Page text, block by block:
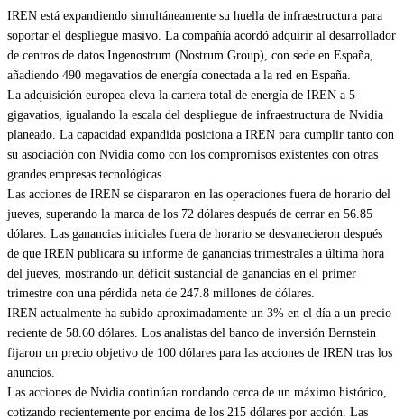
IREN está expandiendo simultáneamente su huella de infraestructura para
soportar el despliegue masivo. La compañía acordó adquirir al desarrollador
de centros de datos Ingenostrum (Nostrum Group), con sede en España,
añadiendo 490 megavatios de energía conectada a la red en España.
La adquisición europea eleva la cartera total de energía de IREN a 5
gigavatios, igualando la escala del despliegue de infraestructura de Nvidia
planeado. La capacidad expandida posiciona a IREN para cumplir tanto con
su asociación con Nvidia como con los compromisos existentes con otras
grandes empresas tecnológicas.
Las acciones de IREN se dispararon en las operaciones fuera de horario del
jueves, superando la marca de los 72 dólares después de cerrar en 56.85
dólares. Las ganancias iniciales fuera de horario se desvanecieron después
de que IREN publicara su informe de ganancias trimestrales a última hora
del jueves, mostrando un déficit sustancial de ganancias en el primer
trimestre con una pérdida neta de 247.8 millones de dólares.
IREN actualmente ha subido aproximadamente un 3% en el día a un precio
reciente de 58.60 dólares. Los analistas del banco de inversión Bernstein
fijaron un precio objetivo de 100 dólares para las acciones de IREN tras los
anuncios.
Las acciones de Nvidia continúan rondando cerca de un máximo histórico,
cotizando recientemente por encima de los 215 dólares por acción. Las